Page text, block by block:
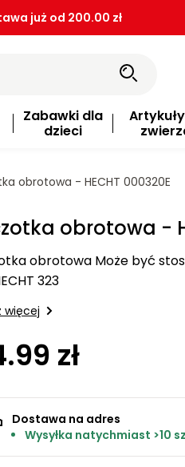
już od 200.00 zł
Zabawki dla
dzieci
obrotowa - HECHT 000320E
obrotowa -
obrotowa Może być
323
więcej
zł
Dostawa na adres
Wysyłka natychmiast >10